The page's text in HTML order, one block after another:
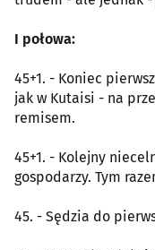
I połowa:
45+1. - Koniec
jak w Kutaisi - na
remisem.
45+1. - Kolejny
gospodarzy. Tym
45. - Sędzia do